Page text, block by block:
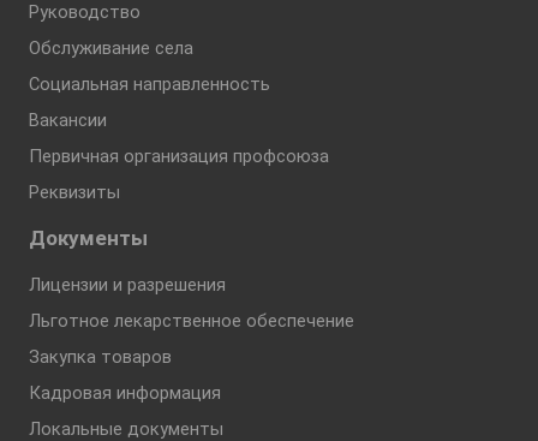
Руководство
Обслуживание села
Социальная направленность
Вакансии
Первичная организация профсоюза
Реквизиты
Документы
Лицензии и разрешения
Льготное лекарственное обеспечение
Закупка товаров
Кадровая информация
Локальные документы